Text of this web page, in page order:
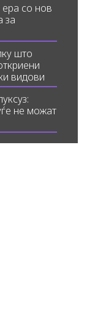
со нов
за
што
видови
не можат